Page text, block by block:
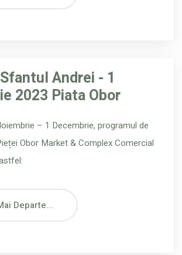
Andrei - 1
2023 Piata Obor
– 1 Decembrie, programul de
Obor Market & Complex Comercial
Departe...